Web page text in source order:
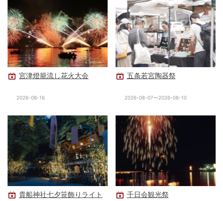
宮津燈籠流し花火大会
2026-08-16
五条若宮陶器祭
2026-08-07〜2026-08-10
貴船神社七夕笹飾りライト
千日会観光祭